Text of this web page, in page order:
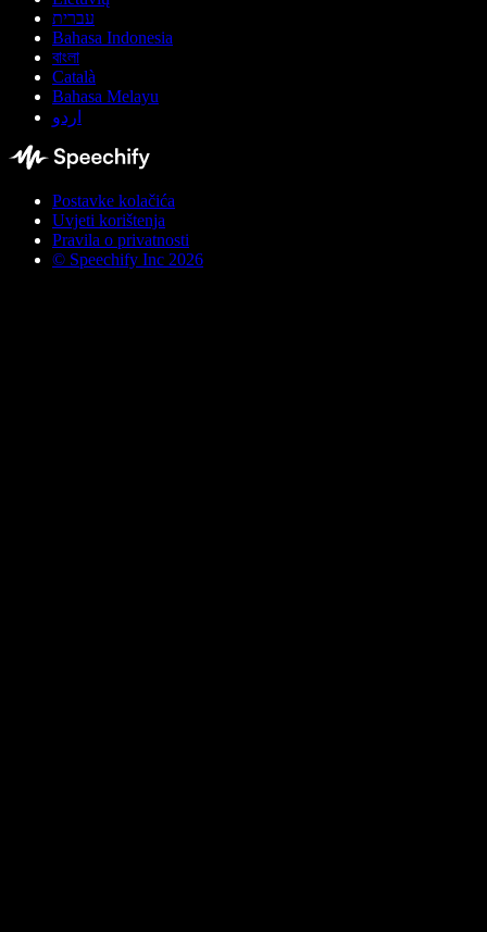
עברית
Bahasa Indonesia
বাংলা
Català
Bahasa Melayu
اردو
Postavke kolačića
Uvjeti korištenja
Pravila o privatnosti
© Speechify Inc 2026